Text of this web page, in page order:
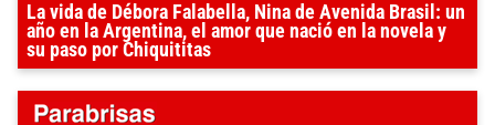
La vida de Débora Falabella, Nina de Avenida Brasil: un
año en la Argentina, el amor que nació en la novela y
su paso por Chiquititas